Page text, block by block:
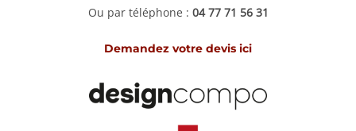
Ou par téléphone : 04 77 71 56 31
Demandez votre devis ici